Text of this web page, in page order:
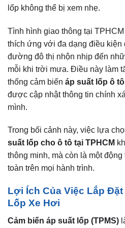
lốp không thể bị xem nhẹ.
Tình hình giao thông tại
thích ứng với đa dạng điều
đường đô thị nhộn nhịp đến
mỗi khi trời mưa. Điều này làm
thống cảm biến áp suất lốp ô tô
được cập nhật thông tin chính
mình.
Trong bối cảnh này, việc lựa
suất lốp cho ô tô tại TPHCM
thông minh, mà còn là một
toàn trên mọi hành trình.
Lợi Ích Của Việc Lắp
Lốp Xe Hơi
Cảm biến áp suất lốp (TPMS)